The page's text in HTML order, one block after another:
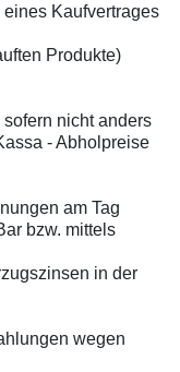
Kaufvertrages
Produkte)
nicht anders
- Abholpreise
am Tag
bzw. mittels
in der
wegen